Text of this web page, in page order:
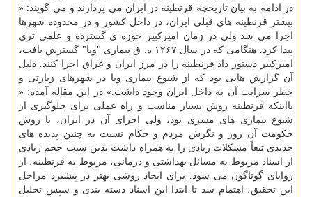
در ادامه به بیان تاریخچه قرنطینه در ایران می پردازند و می گویند: «
بیشتر قرنطینه های قبلی ایران، در داخل كشور و در محدوده شهرها
اجرا می شد ولی در زمان امیركبیر حوزه ی گسترده و علمی تری
پیدا كرد. هنگامی كه در سال ۱۲۶۷ ه. ق بیماری "وبا" گسترش یافت،
امیركبیر دستور داد قرنطینه را در مرز ایران و عراق اجرا كنند. دلیل
آن گزارش هایی بود كه از شیوع بیماری وبا در شهرهای زیارتی و
خطر سرایت آن به داخل ایران وجود داشت.» در این مقاله آمده: «
بااینكه قرنطینه روش بسیار مناسب و راه عملی برای جلوگیری از
شیوع بیماری های مسری بود، ولی اجرای آن در ایران، با روش
حكومت آن روز و نگرش مردم و حكام نسبت به چنین پدیده های
جدیدی تبعاً مشكلات زیادی را به همراه داشت بدین سبب حجم زیادی
از اسناد مربوط به مسائل بهداشتی و درمانی، مربوط به قرنطینه، از
زوایای گوناگون می شود. برای ایجاد روشی بهتر در پیشبرد مراحل
این تحقیق، اهتمام شد تا ابتدا این اسناد دسته بندی و سپس تحلیل